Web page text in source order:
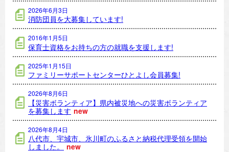
2026年6月3日
消防団員を大募集しています!
2016年1月5日
保育士資格をお持ちの方の就職を支援します!
2025年1月15日
ファミリーサポートセンターひとよし会員募集!
2026年8月6日
【災害ボランティア】県内被災地への災害ボランティア
を募集します new
2026年8月4日
八代市、宇城市、氷川町のふるさと納税代理受領を開始
しました。
new